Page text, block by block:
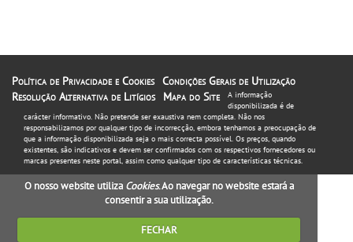
Política de Privacidade e Cookies Condições Gerais de Utilização
Resolução Alternativa de Litígios
Mapa do Site
A informação
disponibilizada é de
carácter informativo. Não pretende ser exaustiva nem completa. Não nos
responsabilizamos por qualquer tipo de incorrecção, embora tenhamos a preocupação de
que a informação disponibilizada seja o mais correcta possível. Os preços, quando
existentes, são indicativos e devem ser confirmados com os respectivos fornecedores ou
marcas presentes neste portal, assim como qualquer tipo de características técnicas.
O nosso website utiliza Cookies. Ao navegar no website estará a
consentir a sua utilização.
FECHAR